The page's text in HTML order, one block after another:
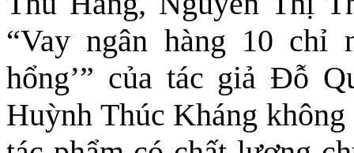
“Vay ngân hàng 10 chỉ
hổng’” của tác giả Đỗ
Huỳnh Thúc Kháng